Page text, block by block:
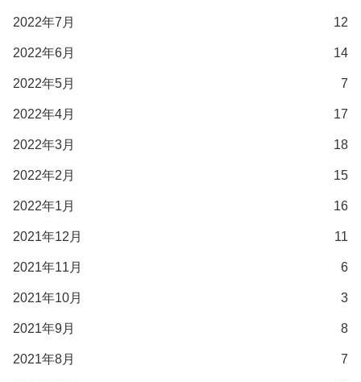
2022年7月 12
2022年6月 14
2022年5月 7
2022年4月 17
2022年3月 18
2022年2月 15
2022年1月 16
2021年12月 11
2021年11月 6
2021年10月 3
2021年9月 8
2021年8月 7